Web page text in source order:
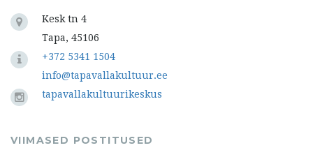
Kesk tn 4
Tapa, 45106
+372 5341 1504
info@tapavallakultuur.ee
tapavallakultuurikeskus
VIIMASED POSTITUSED